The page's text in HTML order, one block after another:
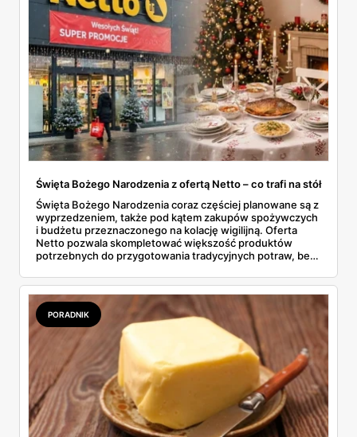
Święta Bożego Narodzenia z ofertą Netto – co trafi na stół
Święta Bożego Narodzenia coraz częściej planowane są z
wyprzedzeniem, także pod kątem zakupów spożywczych
i budżetu przeznaczonego na kolację wigilijną. Oferta
Netto pozwala skompletować większość produktów
potrzebnych do przygotowania tradycyjnych potraw, bez
sezonowych pojawiają się zarówno klasyczne składniki,
jak i gotowe półprodukty, które realnie skracają czas
spędzony w kuchni. To rozwiązanie wygodne, ale też
przewidywalne pod względem jakości i ceny.
PORADNIK